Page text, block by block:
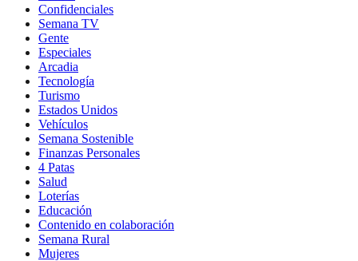
Confidenciales
Semana TV
Gente
Especiales
Arcadia
Tecnología
Turismo
Estados Unidos
Vehículos
Semana Sostenible
Finanzas Personales
4 Patas
Salud
Loterías
Educación
Contenido en colaboración
Semana Rural
Mujeres